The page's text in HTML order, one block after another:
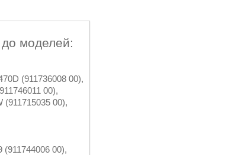
моделей:
(911736008 00),
00),
(911715035 00),
(911744006 00),